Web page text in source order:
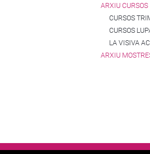
ARXIU CURSOS
CURSOS
CURSOS
LA VISIVA
ARXIU